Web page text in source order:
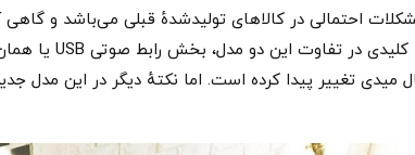
احتمالی در کالاهای تولیدشدهٔ قبلی می‌باشد و